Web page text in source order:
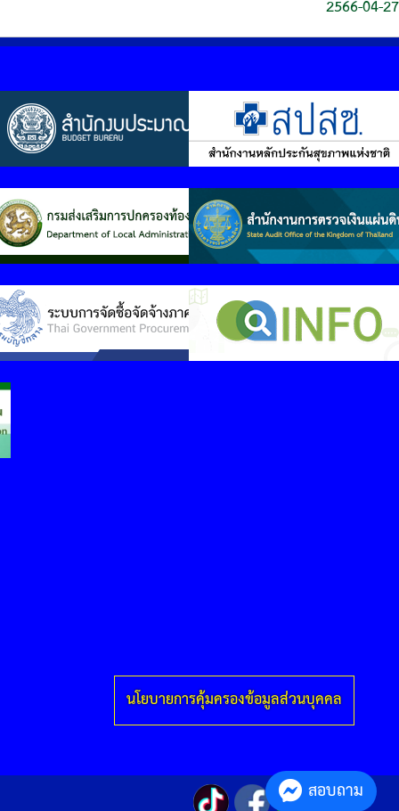
2566-04-27
นโยบายการคุ้มครองข้อมูลส่วนบุคคล
สอบถาม